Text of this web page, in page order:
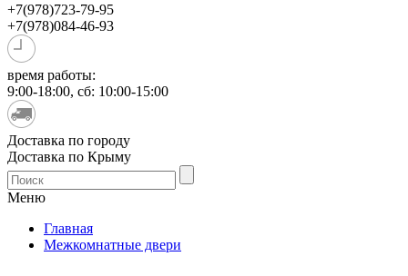
+7(978)723-79-95
+7(978)084-46-93
время работы:
9:00-18:00, сб: 10:00-15:00
Доставка по городу
Доставка по Крыму
Меню
Главная
Межкомнатные двери